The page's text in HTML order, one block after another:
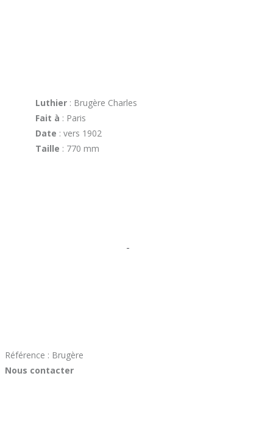
Luthier : Brugère Charles
Fait à : Paris
Date : vers 1902
Taille : 770 mm
Référence : Brugère
Nous contacter